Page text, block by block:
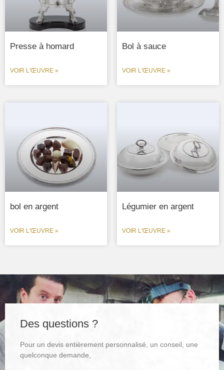
Presse à homard
VOIR L'ŒUVRE »
Bol à sauce
VOIR L'ŒUVRE »
bol en argent
VOIR L'ŒUVRE »
Légumier en argent
VOIR L'ŒUVRE »
Des questions ?
Pour un devis entièrement personnalisé, un conseil, une
quelconque demande,